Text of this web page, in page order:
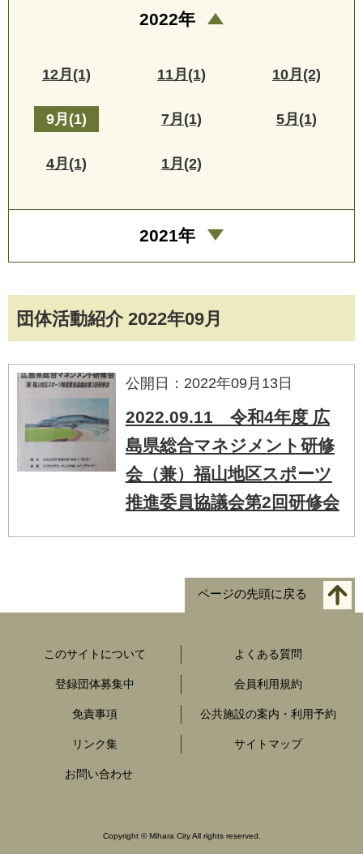
団体活動紹介 2022年09月
公開日：2022年09月13日
2022.09.11 令和4年度 広
島県総合マネジメント研修
会（兼）福山地区スポーツ
推進委員協議会第2回研修会
2022年
12月(1) 11月(1) 10月(2)
9月(1) 7月(1) 5月(1)
4月(1) 1月(2)
2021年
ページの先頭に戻る
このサイトについて よくある質問
登録団体募集中 会員利用規約
免責事項 公共施設の案内・利用予約
リンク集 サイトマップ
お問い合わせ
Copyright ©Mihara City All rights reserved.